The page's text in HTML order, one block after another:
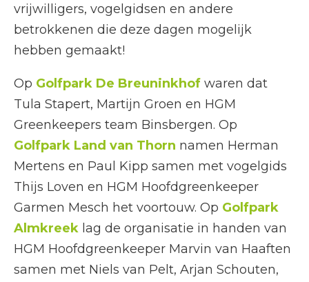
vrijwilligers, vogelgidsen en andere
betrokkenen die deze dagen mogelijk
hebben gemaakt!
Op Golfpark De Breuninkhof waren dat
Tula Stapert, Martijn Groen en HGM
Greenkeepers team Binsbergen. Op
Golfpark Land van Thorn namen Herman
Mertens en Paul Kipp samen met vogelgids
Thijs Loven en HGM Hoofdgreenkeeper
Garmen Mesch het voortouw. Op Golfpark
Almkreek lag de organisatie in handen van
HGM Hoofdgreenkeeper Marvin van Haaften
samen met Niels van Pelt, Arjan Schouten,